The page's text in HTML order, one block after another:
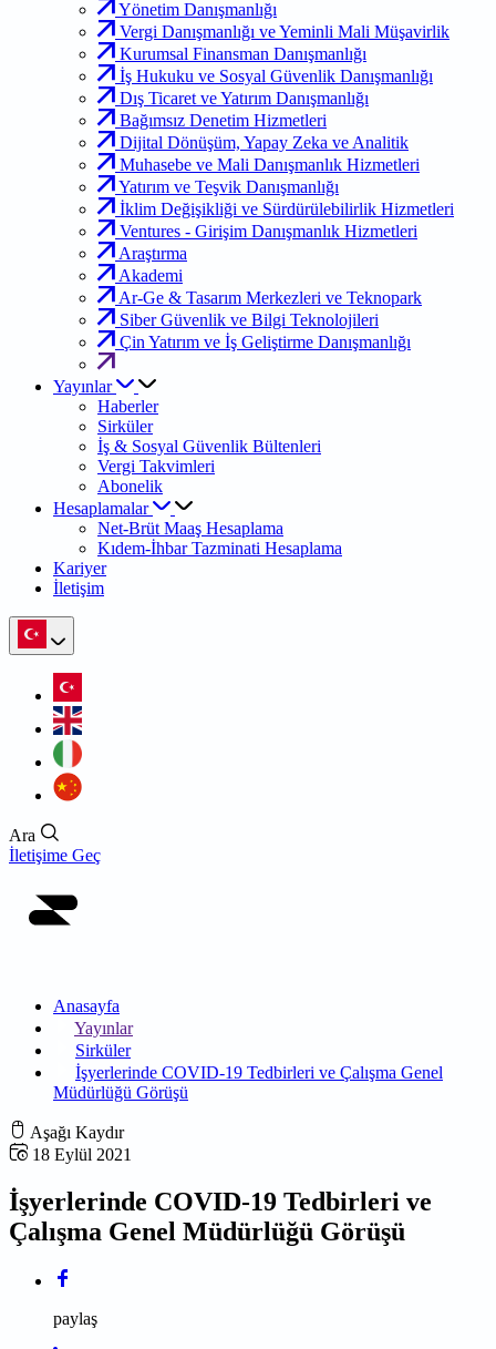
Yönetim Danışmanlığı
Vergi Danışmanlığı ve Yeminli Mali Müşavirlik
Kurumsal Finansman Danışmanlığı
İş Hukuku ve Sosyal Güvenlik Danışmanlığı
Dış Ticaret ve Yatırım Danışmanlığı
Bağımsız Denetim Hizmetleri
Dijital Dönüşüm, Yapay Zeka ve Analitik
Muhasebe ve Mali Danışmanlık Hizmetleri
Yatırım ve Teşvik Danışmanlığı
İklim Değişikliği ve Sürdürülebilirlik Hizmetleri
Ventures - Girişim Danışmanlık Hizmetleri
Araştırma
Akademi
Ar-Ge & Tasarım Merkezleri ve Teknopark
Siber Güvenlik ve Bilgi Teknolojileri
Çin Yatırım ve İş Geliştirme Danışmanlığı
Yayınlar
Haberler
Sirküler
İş & Sosyal Güvenlik Bültenleri
Vergi Takvimleri
Abonelik
Hesaplamalar
Net-Brüt Maaş Hesaplama
Kıdem-İhbar Tazminati Hesaplama
Kariyer
İletişim
Ara
İletişime Geç
Anasayfa
Yayınlar
Sirküler
İşyerlerinde COVID-19 Tedbirleri ve Çalışma Genel
Müdürlüğü Görüşü
Aşağı Kaydır
18 Eylül 2021
İşyerlerinde COVID-19 Tedbirleri ve
Çalışma Genel Müdürlüğü Görüşü
paylaş